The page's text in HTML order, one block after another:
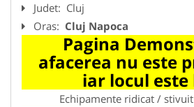
Judet: Cluj
Oras: Cluj Napoca
Pagina
afacerea nu este
iar locul
Echipamente ridicat /